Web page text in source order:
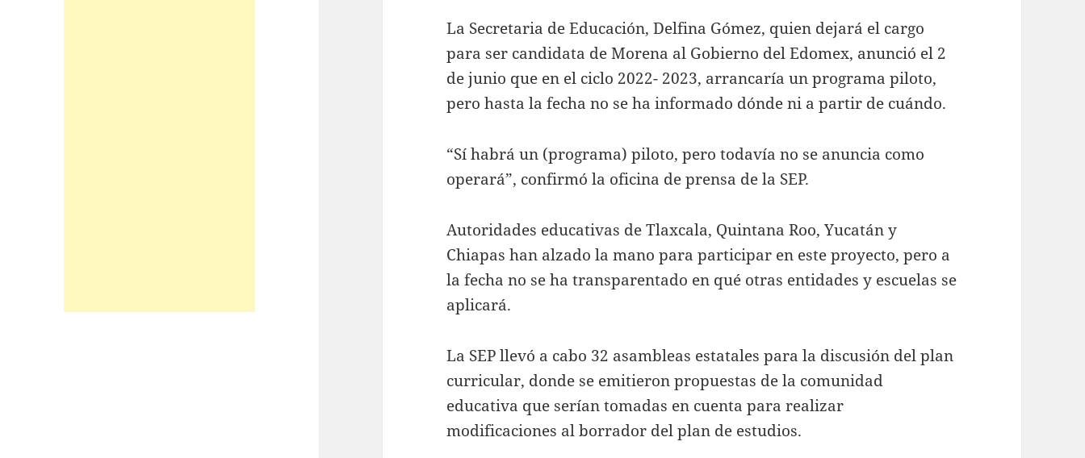
La Secretaria de Educación, Delfina Gómez, quien dejará el cargo
para ser candidata de Morena al Gobierno del Edomex, anunció el 2
de junio que en el ciclo 2022- 2023, arrancaría un programa piloto,
pero hasta la fecha no se ha informado dónde ni a partir de cuándo.
“Sí habrá un (programa) piloto, pero todavía no se anuncia como
operará”, confirmó la oficina de prensa de la SEP.
Autoridades educativas de Tlaxcala, Quintana Roo, Yucatán y
Chiapas han alzado la mano para participar en este proyecto, pero a
la fecha no se ha transparentado en qué otras entidades y escuelas se
aplicará.
La SEP llevó a cabo 32 asambleas estatales para la discusión del plan
curricular, donde se emitieron propuestas de la comunidad
educativa que serían tomadas en cuenta para realizar
modificaciones al borrador del plan de estudios.